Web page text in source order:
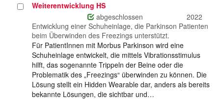
ProjektWeiterentwicklung HS
abgeschlossen
2022
Entwicklung einer Schuheinlage, die Parkinson Patienten
beim Überwinden des Freezings unterstützt.
Für PatientInnen mit Morbus Parkinson wird eine
Schuheinlage entwickelt, die mittels Vibrationsstimulus
hilft, das sogenannte Trippeln der Beine oder die
Problematik des „Freezings“ überwinden zu können. Die
Lösung stellt ein Hidden Wearable dar, anders als bereits
bekannte Lösungen, die sichtbar und…